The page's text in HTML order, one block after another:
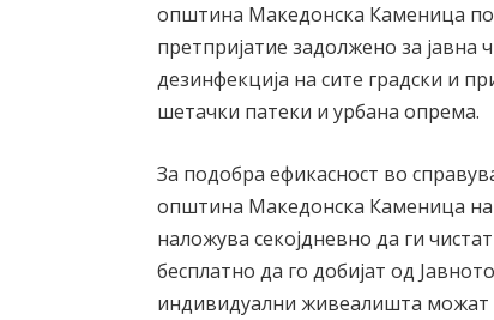
општина Македонска Каменица
претпријатие задолжено за
дезинфекција на сите градски и
шетачки патеки и урбана опрема.
За подобра ефикасност во
општина Македонска Каменица
наложува секојдневно да ги
бесплатно да го добијат од
индивидуални живеалишта можат